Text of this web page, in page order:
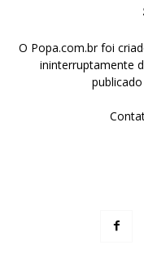
O Popa.com.br foi
ininterruptamente